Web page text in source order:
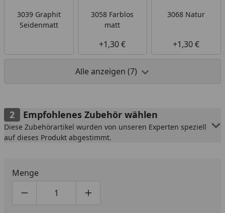
3039 Graphit
Seidenmatt
3058 Farblos
matt
+1,30 €
3068 Natur
+1,30 €
Alle anzeigen (7)
Empfohlenes Zubehör wählen
Diese Zubehörartikel wurden von unseren Experten speziell
auf dieses Produkt abgestimmt.
Menge
Produktmenge um eins verringern
Produktmenge manuell eingeben
Produktmenge um eins erhöhen